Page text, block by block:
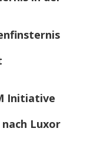
Initiative
Luxor